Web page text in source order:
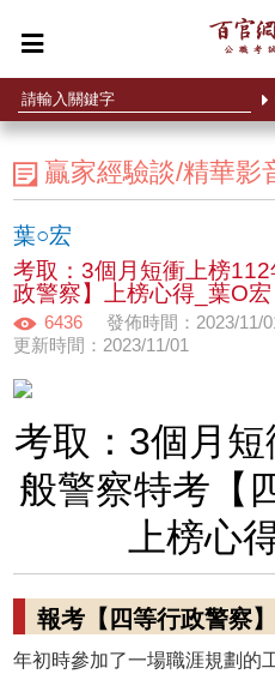
贏家經驗談/精華影
葉○宏
考取：3個月短衝上榜
政警察】上榜心得_葉O宏
6436
發佈時間：2023/11/
更新時間：2023/11/01
考取：3個月
般警察特考【
上榜心
報考【四等行政警察
年初時參加了一場職涯規劃的